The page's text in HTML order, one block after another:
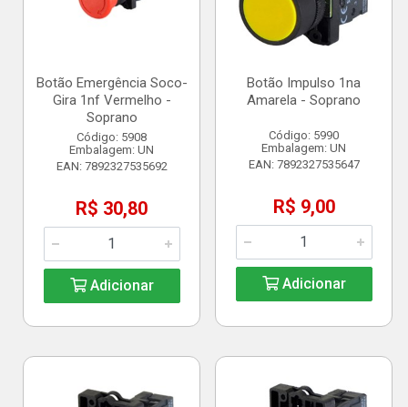
Botão Emergência Soco-
Gira 1nf Vermelho -
Soprano
Código: 5908
Embalagem: UN
EAN: 7892327535692
R$ 30,80
Adicionar
Botão Impulso 1na
Amarela - Soprano
Código: 5990
Embalagem: UN
EAN: 7892327535647
R$ 9,00
Adicionar